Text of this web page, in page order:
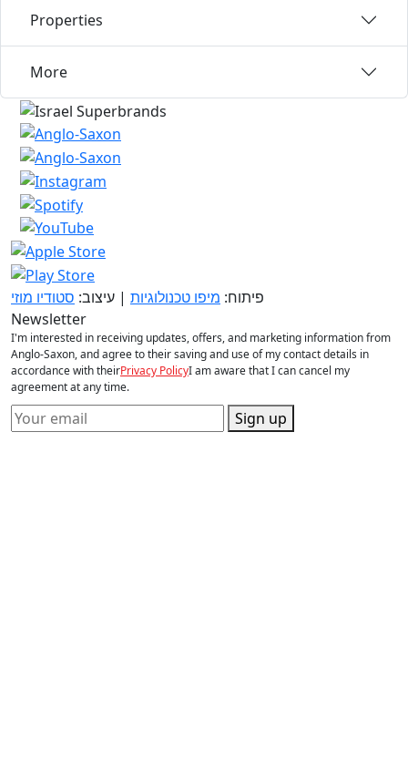
Properties
More
פיתוח: מיפו טכנולוגיות | עיצוב: סטודיו מוזי
Newsletter
I'm interested in receiving updates, offers, and marketing information from
Anglo-Saxon, and agree to their saving and use of my contact details in
accordance with theirPrivacy PolicyI am aware that I can cancel my
agreement at any time.
Sign up